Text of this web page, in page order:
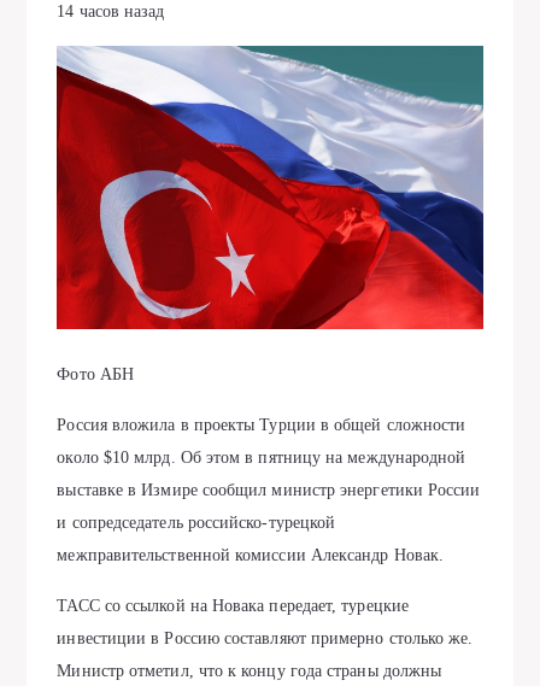
14 часов назад
Фото АБН
Россия вложила в проекты Турции в общей сложности
около $10 млрд. Об этом в пятницу на международной
выставке в Измире сообщил министр энергетики России
и сопредседатель российско-турецкой
межправительственной комиссии Александр Новак.
ТАСС со ссылкой на Новака передает, турецкие
инвестиции в Россию составляют примерно столько же.
Министр отметил, что к концу года страны должны